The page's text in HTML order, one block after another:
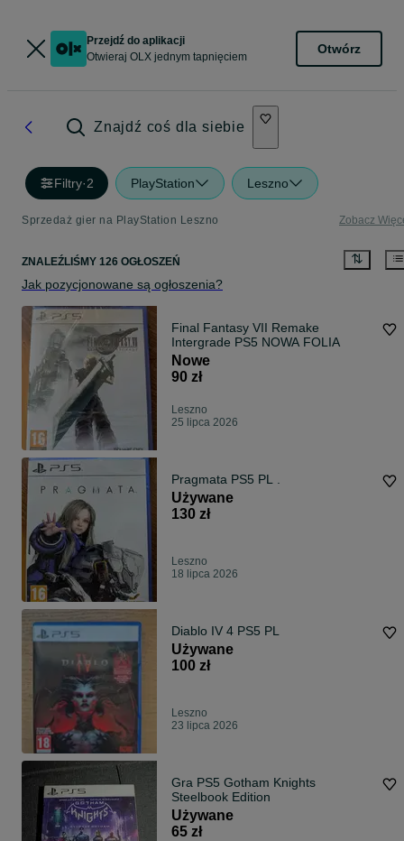
Przejdź do aplikacji
Otwieraj OLX jednym tapnięciem
Otwórz
Znajdź coś dla siebie
Filtry·2 PlayStation Leszno
Sprzedaż gier na PlayStation Leszno Zobacz
ZNALEŹLIŚMY 126 OGŁOSZEŃ
Jak pozycjonowane są ogłoszenia?
Final Fantasy VII Remake
Intergrade PS5 NOWA FOLIA
Nowe
90 zł
Leszno
25 lipca 2026
Pragmata PS5 PL .
Używane
130 zł
Leszno
18 lipca 2026
Diablo IV 4 PS5 PL
Używane
100 zł
Leszno
23 lipca 2026
Gra PS5 Gotham Knights
Steelbook Edition
Używane
65 zł